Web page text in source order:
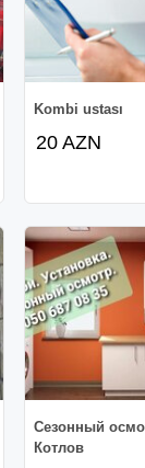
Kombi ustası
20 AZN
Сезонный
Котлов